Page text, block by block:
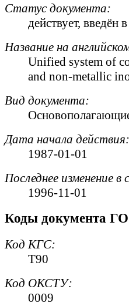
Статус документа:
действует, введён
Название на
Unified system of
and non-metallic
Вид документа:
Дата начала действия:
1987-01-01
Последнее изменение
1996-11-01
Коды документа
КодКГС:
Т90
Код ОКСТУ:
0009